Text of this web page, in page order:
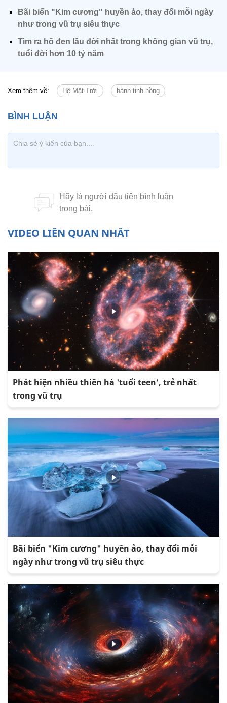
Bãi biển "Kim cương" huyền ảo, thay đổi mỗi ngày
như trong vũ trụ siêu thực
Tìm ra hố đen lâu đời nhất trong không gian vũ trụ,
tuổi đời hơn 10 tỷ năm
Xem thêm về: Hệ Mặt Trời hành tinh hồng
VIDEO LIÊN QUAN NHẤT
Phát hiện nhiều thiên hà 'tuổi teen', trẻ nhất
trong vũ trụ
Bãi biển "Kim cương" huyền ảo, thay đổi mỗi
ngày như trong vũ trụ siêu thực